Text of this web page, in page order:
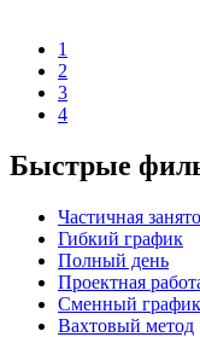
1
2
3
4
Быстрые
Частичная
Гибкий график
Полный день
Проектная
Сменный график
Вахтовый метод